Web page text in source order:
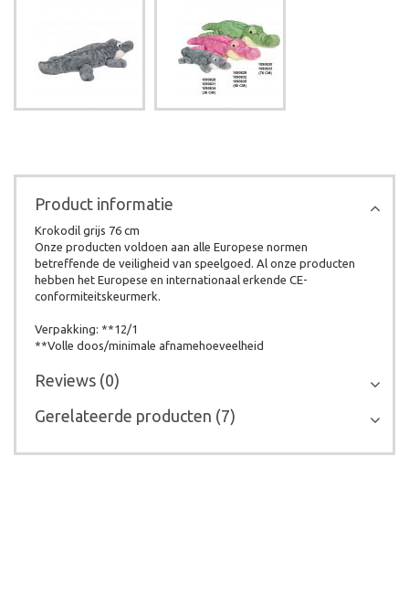
Product informatie
Krokodil grijs 76 cm
Onze producten voldoen aan alle Europese normen
betreffende de veiligheid van speelgoed. Al onze producten
hebben het Europese en internationaal erkende CE-
conformiteitskeurmerk.
Verpakking: **12/1
**Volle doos/minimale afnamehoeveelheid
Reviews (0)
Gerelateerde producten (7)